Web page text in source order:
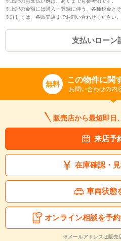
※上記の金額には購入・登録に伴う、各種税金と
※詳しくは、各販売店までお問い合わせください。
支払いローン
無料 この物件に関
お問い合わせの内
販売店から最短即日
来店予
在庫確認・
車両状態
オンライン相談を予
※メールアドレスは販売